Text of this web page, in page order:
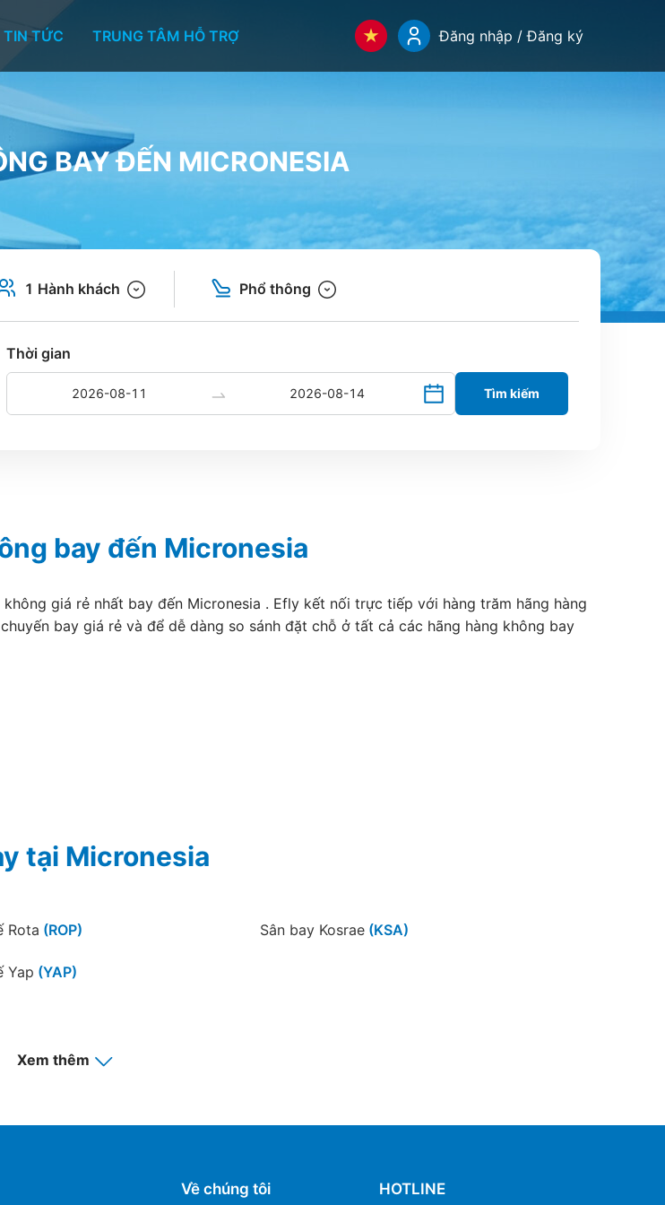
TIN TỨC TRUNG TÂM HỖ TRỢ Đăng nhập / Đăng ký
BAY ĐẾN MICRONESIA
1 Hành khách Phổ thông
Thời gian
Tìm kiếm
bay đến Micronesia
giá rẻ nhất bay đến Micronesia . Efly kết nối trực tiếp với hàng trăm hãng hàng
bay giá rẻ và để dễ dàng so sánh đặt chỗ ở tất cả các hãng hàng không bay
tại Micronesia
Rota (ROP) Sân bay Kosrae (KSA)
Yap (YAP)
Xem thêm
Về chúng tôi HOTLINE